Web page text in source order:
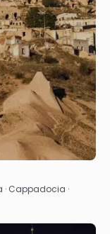
· Cappadocia ·